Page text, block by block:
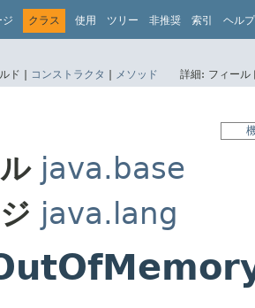
ジ クラス 使用 ツリー 非推奨 索引 ヘルプ
ド | コンストラクタ | メソッド 詳細: フィー
java.base
java.lang